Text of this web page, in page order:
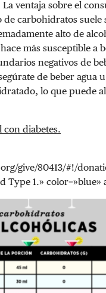
ventaja sobre el
de carbohidratos
alto de
más susceptible a
negativos de
de beber agua
lo que puede
con diabetes.
give/80413/#!/
Type 1.» color=»blue»